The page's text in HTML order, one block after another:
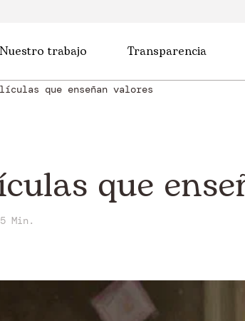
Nuestro trabajo Transparencia
que enseñan valores
que
5 Min.